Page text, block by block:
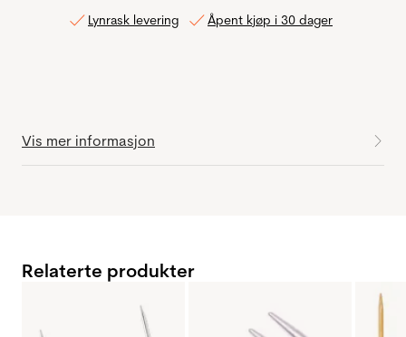
Lynrask levering Åpent kjøp i 30 dager
Vis mer informasjon
Relaterte produkter